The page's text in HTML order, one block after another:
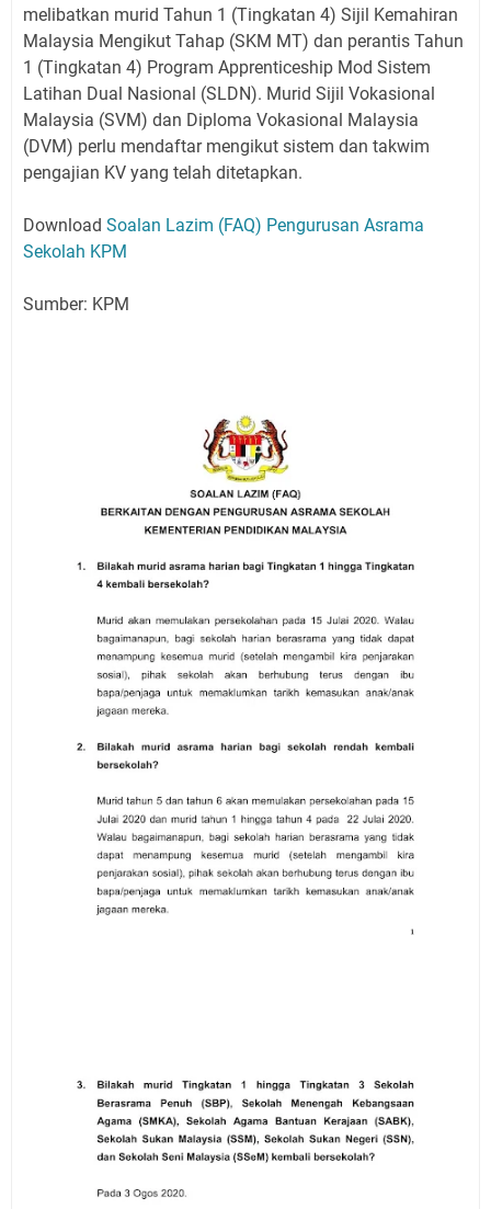
melibatkan murid Tahun 1 (Tingkatan 4) Sijil Kemahiran
Malaysia Mengikut Tahap (SKM MT) dan perantis Tahun
1 (Tingkatan 4) Program Apprenticeship Mod Sistem
Latihan Dual Nasional (SLDN). Murid Sijil Vokasional
Malaysia (SVM) dan Diploma Vokasional Malaysia
(DVM) perlu mendaftar mengikut sistem dan takwim
pengajian KV yang telah ditetapkan.
Download Soalan Lazim (FAQ) Pengurusan Asrama
Sekolah KPM
Sumber: KPM